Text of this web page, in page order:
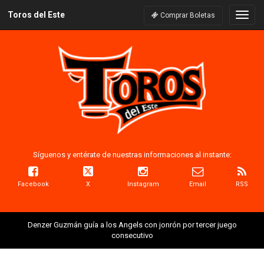
Toros del Este Comprar Boletas
Síguenos y entérate de nuestras informaciones al instante:
Facebook X Instagram Email RSS
Denzer Guzmán guía a los Angels con jonrón por tercer juego
consecutivo